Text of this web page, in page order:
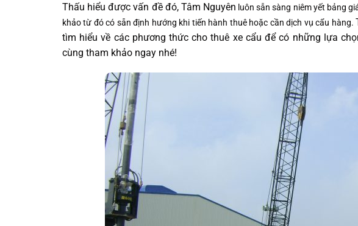
Thấu hiểu được vấn đề đó, Tâm Nguyên luôn sẵn sàng niêm yết bảng
khảo từ đó có sẵn định hướng khi tiến hành thuê hoặc cần dịch vụ cẩu hàng.
tìm hiểu về các phương thức cho thuê xe cẩu để có những lựa
cùng tham khảo ngay nhé!